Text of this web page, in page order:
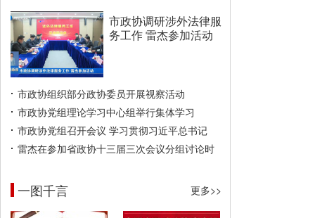
市政协调研涉外法律服
务工作 雷杰参加活动
市政协组织部分政协委员开展视察活动
市政协党组理论学习中心组举行集体学习
市政协党组召开会议 学习贯彻习近平总书记
雷杰在参加省政协十三届三次会议分组讨论时
一图千言 更多>>